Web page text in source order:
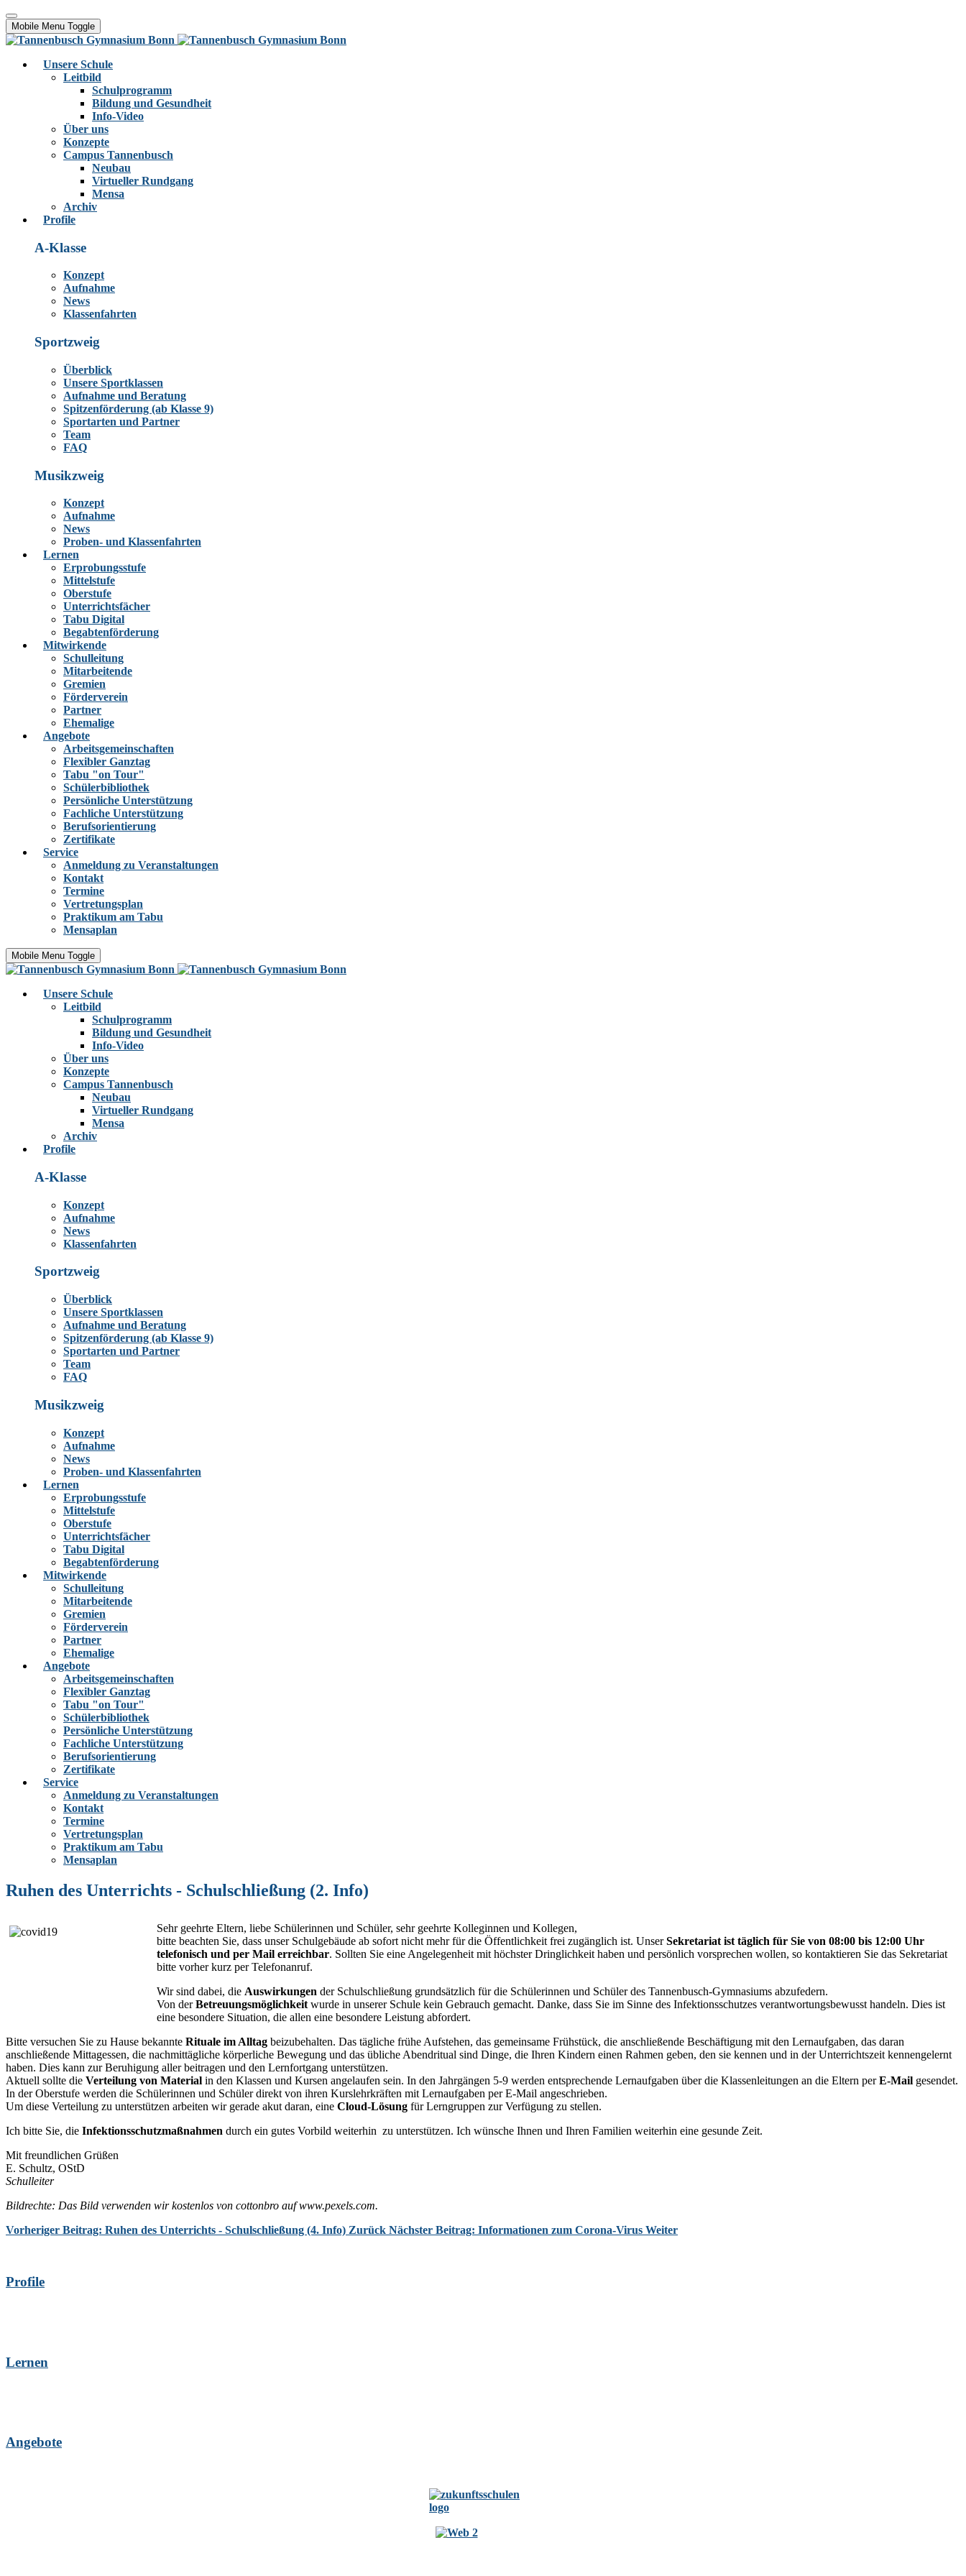
Mobile Menu Toggle
Unsere Schule
Leitbild
Schulprogramm
Bildung und Gesundheit
Info-Video
Über uns
Konzepte
Campus Tannenbusch
Neubau
Virtueller Rundgang
Mensa
Archiv
Profile
A-Klasse
Konzept
Aufnahme
News
Klassenfahrten
Sportzweig
Überblick
Unsere Sportklassen
Aufnahme und Beratung
Spitzenförderung (ab Klasse 9)
Sportarten und Partner
Team
FAQ
Musikzweig
Konzept
Aufnahme
News
Proben- und Klassenfahrten
Lernen
Erprobungsstufe
Mittelstufe
Oberstufe
Unterrichtsfächer
Tabu Digital
Begabtenförderung
Mitwirkende
Schulleitung
Mitarbeitende
Gremien
Förderverein
Partner
Ehemalige
Angebote
Arbeitsgemeinschaften
Flexibler Ganztag
Tabu "on Tour"
Schülerbibliothek
Persönliche Unterstützung
Fachliche Unterstützung
Berufsorientierung
Zertifikate
Service
Anmeldung zu Veranstaltungen
Kontakt
Termine
Vertretungsplan
Praktikum am Tabu
Mensaplan
Mobile Menu Toggle
Unsere Schule
Leitbild
Schulprogramm
Bildung und Gesundheit
Info-Video
Über uns
Konzepte
Campus Tannenbusch
Neubau
Virtueller Rundgang
Mensa
Archiv
Profile
A-Klasse
Konzept
Aufnahme
News
Klassenfahrten
Sportzweig
Überblick
Unsere Sportklassen
Aufnahme und Beratung
Spitzenförderung (ab Klasse 9)
Sportarten und Partner
Team
FAQ
Musikzweig
Konzept
Aufnahme
News
Proben- und Klassenfahrten
Lernen
Erprobungsstufe
Mittelstufe
Oberstufe
Unterrichtsfächer
Tabu Digital
Begabtenförderung
Mitwirkende
Schulleitung
Mitarbeitende
Gremien
Förderverein
Partner
Ehemalige
Angebote
Arbeitsgemeinschaften
Flexibler Ganztag
Tabu "on Tour"
Schülerbibliothek
Persönliche Unterstützung
Fachliche Unterstützung
Berufsorientierung
Zertifikate
Service
Anmeldung zu Veranstaltungen
Kontakt
Termine
Vertretungsplan
Praktikum am Tabu
Mensaplan
Ruhen des Unterrichts - Schulschließung (2. Info)
Sehr geehrte Eltern, liebe Schülerinnen und Schüler, sehr geehrte Kolleginnen und Kollegen,
bitte beachten Sie, dass unser Schulgebäude ab sofort nicht mehr für die Öffentlichkeit frei zugänglich ist. UnserSekretariat ist täglich für Sie von 08:00 bis 12:00 Uhr
telefonisch und per Mail erreichbar. Sollten Sie eine Angelegenheit mit höchster Dringlichkeit haben und persönlich vorsprechen wollen, so kontaktieren Sie das Sekretariat
bitte vorher kurz per Telefonanruf.
Wir sind dabei, die Auswirkungen der Schulschließung grundsätzlich für die Schülerinnen und Schüler des Tannenbusch-Gymnasiums abzufedern.
Von derBetreuungsmöglichkeit wurde in unserer Schule kein Gebrauch gemacht. Danke, dass Sie im Sinne des Infektionsschutzes verantwortungsbewusst handeln. Dies ist
eine besondere Situation, die allen eine besondere Leistung abfordert.
Bitte versuchen Sie zu Hause bekannte Rituale im Alltag beizubehalten. Das tägliche frühe Aufstehen, das gemeinsame Frühstück, die anschließende Beschäftigung mit den Lernaufgaben, das daran
anschließende Mittagessen, die nachmittägliche körperliche Bewegung und das übliche Abendritual sind Dinge, die Ihren Kindern einen Rahmen geben, den sie kennen und in der Unterrichtszeit kennengelernt
haben. Dies kann zur Beruhigung aller beitragen und den Lernfortgang unterstützen.
Aktuell sollte die Verteilung von Material in den Klassen und Kursen angelaufen sein. In den Jahrgängen 5-9 werden entsprechende Lernaufgaben über die Klassenleitungen an die Eltern perE-Mail gesendet.
In der Oberstufe werden die Schülerinnen und Schüler direkt von ihren Kurslehrkräften mit Lernaufgaben per E-Mail angeschrieben.
Um diese Verteilung zu unterstützen arbeiten wir gerade akut daran, eine Cloud-Lösung für Lerngruppen zur Verfügung zu stellen.
Ich bitte Sie, die Infektionsschutzmaßnahmen durch ein gutes Vorbild weiterhin zu unterstützen. Ich wünsche Ihnen und Ihren Familien weiterhin eine gesunde Zeit.
Mit freundlichen Grüßen
E. Schultz, OStD
Schulleiter
Bildrechte: Das Bild verwenden wir kostenlos von cottonbro auf www.pexels.com.
Vorheriger Beitrag: Ruhen des Unterrichts - Schulschließung (4. Info) Zurück Nächster Beitrag: Informationen zum Corona-Virus Weiter
Profile
Lernen
Angebote